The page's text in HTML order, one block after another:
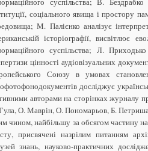
соціального явища і простору
М. Палієнко аналізує
історіографії, висвітлює
суспільства; Л.
цінності аудіовізуальних
Союзу в умовах
досліджує
авторами на сторінках журналу
О. Маврін, О. Пономарьов, Б.
чином, найбільшу за обсягом частину
присвячені назрілим питанням
знань, науково-практичних